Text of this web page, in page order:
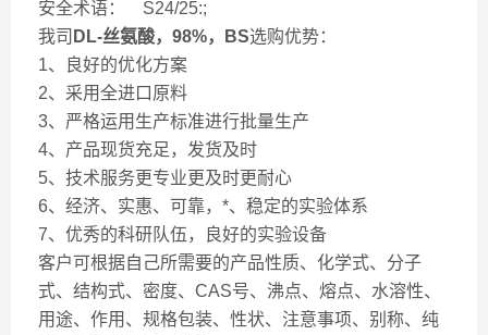
安全术语： S24/25:;
我司 DL-丝氨酸，98%，BS选购优势：
1、良好的优化方案
2、采用全进口原料
3、严格运用生产标准进行批量生产
4、产品现货充足，发货及时
5、技术服务更专业更及时更耐心
6、经济、实惠、可靠，*、稳定的实验体系
7、优秀的科研队伍，良好的实验设备
客户可根据自己所需要的产品性质、化学式、分子
式、结构式、密度、CAS号、沸点、熔点、水溶性、
用途、作用、规格包装、性状、注意事项、别称、纯